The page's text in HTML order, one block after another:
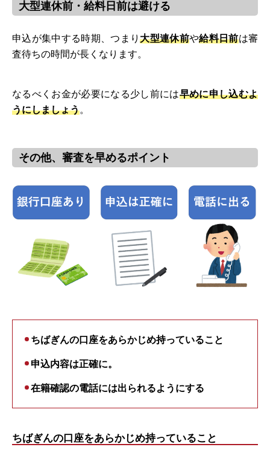
大型連休前・給料日前は避ける
申込が集中する時期、つまり大型連休前や給料日前は審
査待ちの時間が長くなります。
なるべくお金が必要になる少し前には早めに申し込むよ
うにしましょう。
その他、審査を早めるポイント
ちばぎんの口座をあらかじめ持っていること
申込内容は正確に。
在籍確認の電話には出られるようにする
ちばぎんの口座をあらかじめ持っていること